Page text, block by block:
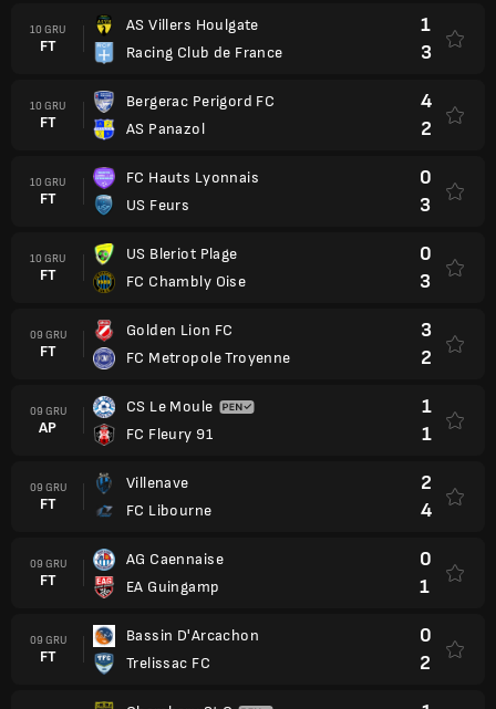
10 GRU
FT
AS Villers Houlgate
Racing Club de France
1
3
10 GRU
FT
Bergerac Perigord FC
AS Panazol
4
2
10 GRU
FT
FC Hauts Lyonnais
US Feurs
0
3
10 GRU
FT
US Bleriot Plage
FC Chambly Oise
0
3
09 GRU
FT
Golden Lion FC
FC Metropole Troyenne
3
2
09 GRU
AP
CS Le Moule
FC Fleury 91
1
1
09 GRU
FT
Villenave
FC Libourne
2
4
09 GRU
FT
AG Caennaise
EA Guingamp
0
1
09 GRU
FT
Bassin D'Arcachon
Trelissac FC
0
2